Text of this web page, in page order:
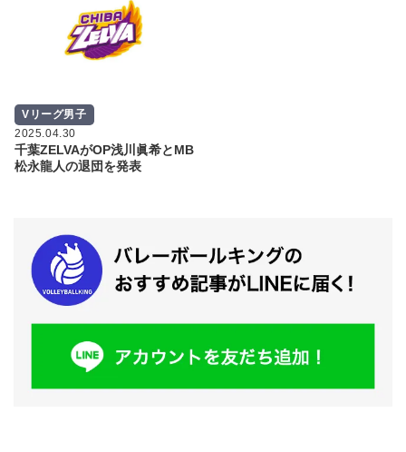
Vリーグ男子
2025.04.30
千葉ZELVAがOP浅川眞希とMB
松永龍人の退団を発表